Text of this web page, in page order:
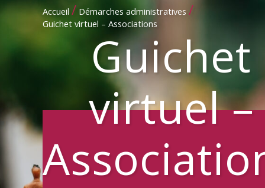
Accueil / Démarches administratives /
Guichet virtuel – Associations
Guichet
virtuel –